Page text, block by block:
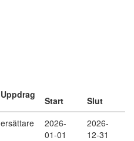
Uppdrag
Start
Slut
ersättare
2026-
01-01
2026-
12-31